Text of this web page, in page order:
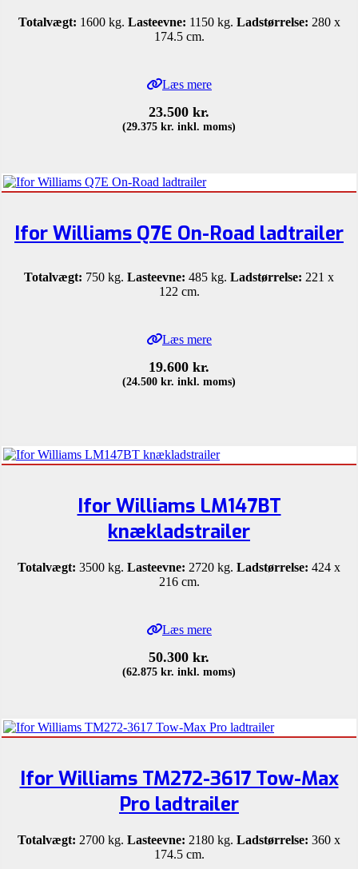
Totalvægt: 1600 kg. Lasteevne: 1150 kg. Ladstørrelse: 280 x
174.5 cm.
Læs mere
23.500 kr.
(29.375 kr. inkl. moms)
Ifor Williams Q7E On-Road ladtrailer
Totalvægt: 750 kg. Lasteevne: 485 kg. Ladstørrelse: 221 x
122 cm.
Læs mere
19.600 kr.
(24.500 kr. inkl. moms)
Ifor Williams LM147BT
knækladstrailer
Totalvægt: 3500 kg. Lasteevne: 2720 kg. Ladstørrelse: 424 x
216 cm.
Læs mere
50.300 kr.
(62.875 kr. inkl. moms)
Ifor Williams TM272-3617 Tow-Max
Pro ladtrailer
Totalvægt: 2700 kg. Lasteevne: 2180 kg. Ladstørrelse: 360 x
174.5 cm.